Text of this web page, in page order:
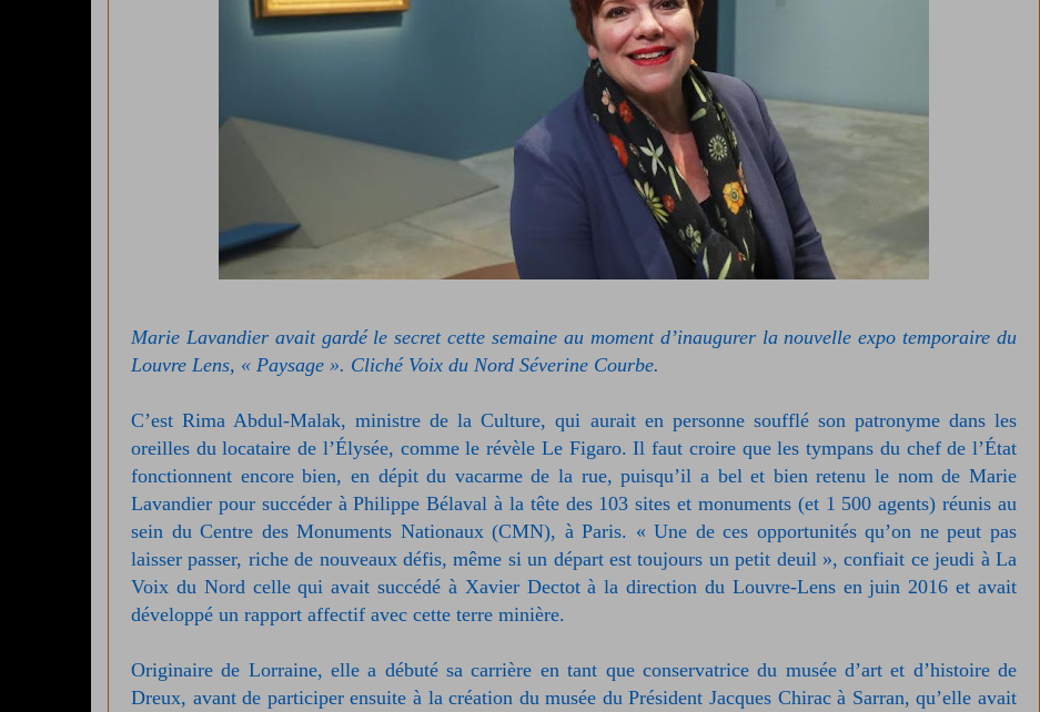
Marie Lavandier avait gardé le secret cette semaine au moment d’inaugurer la nouvelle expo temporaire du
Louvre Lens, « Paysage ». Cliché Voix du Nord Séverine Courbe.
C’est Rima Abdul-Malak, ministre de la Culture, qui aurait en personne soufflé son patronyme dans les
oreilles du locataire de l’Élysée, comme le révèle Le Figaro. Il faut croire que les tympans du chef de l’État
fonctionnent encore bien, en dépit du vacarme de la rue, puisqu’il a bel et bien retenu le nom de Marie
Lavandier pour succéder à Philippe Bélaval à la tête des 103 sites et monuments (et 1 500 agents) réunis au
sein du Centre des Monuments Nationaux (CMN), à Paris. « Une de ces opportunités qu’on ne peut pas
laisser passer, riche de nouveaux défis, même si un départ est toujours un petit deuil », confiait ce jeudi à La
Voix du Nord celle qui avait succédé à Xavier Dectot à la direction du Louvre-Lens en juin 2016 et avait
développé un rapport affectif avec cette terre minière.
Originaire de Lorraine, elle a débuté sa carrière en tant que conservatrice du musée d’art et d’histoire de
Dreux, avant de participer ensuite à la création du musée du Président Jacques Chirac à Sarran, qu’elle avait